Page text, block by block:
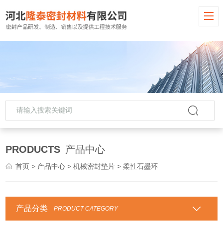
PRODUCTS 产品中心
首页 > 产品中心 >机械密封垫片 > 柔性石墨环
产品分类 PRODUCT CATEGORY